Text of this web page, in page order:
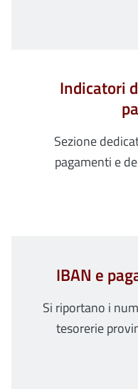
Indicatori
Sezione
pagamenti e
IBAN e
Si riportano i
tesorerie